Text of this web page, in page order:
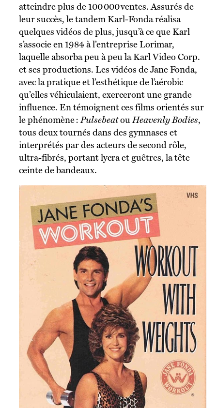
atteindre plus de 100 000 ventes. Assurés de
leur succès, le tandem Karl-Fonda réalisa
quelques vidéos de plus, jusqu’à ce que Karl
s’associe en 1984 à l’entreprise Lorimar,
laquelle absorba peu à peu la Karl Video Corp.
et ses productions. Les vidéos de Jane Fonda,
avec la pratique et l’esthétique de l’aérobic
qu’elles véhiculaient, exerceront une grande
influence. En témoignent ces films orientés sur
le phénomène :PulsebeatouHeavenly Bodies,
tous deux tournés dans des gymnases et
interprétés par des acteurs de second rôle,
ultra-fibrés, portant lycra et guêtres, la tête
ceinte de bandeaux.